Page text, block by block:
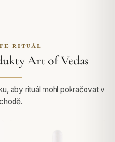
RITUÁL
Art of Vedas
aby rituál mohl pokračovat v